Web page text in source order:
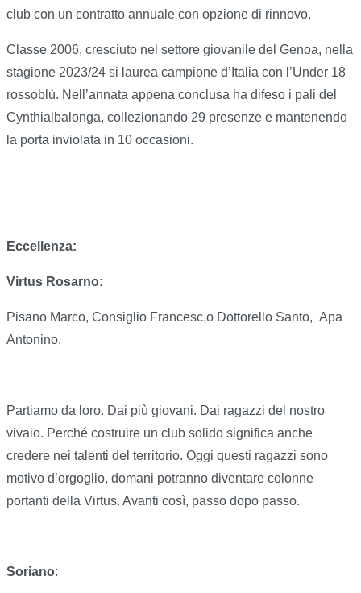
club con un contratto annuale con opzione di rinnovo.
Classe 2006, cresciuto nel settore giovanile del Genoa, nella
stagione 2023/24 si laurea campione d’Italia con l’Under 18
rossoblù. Nell’annata appena conclusa ha difeso i pali del
Cynthialbalonga, collezionando 29 presenze e mantenendo
la porta inviolata in 10 occasioni.
Eccellenza:
Virtus Rosarno:
Pisano Marco, Consiglio Francesc,o Dottorello Santo, Apa
Antonino.
Partiamo da loro. Dai più giovani. Dai ragazzi del nostro
vivaio. Perché costruire un club solido significa anche
credere nei talenti del territorio. Oggi questi ragazzi sono
motivo d’orgoglio, domani potranno diventare colonne
portanti della Virtus. Avanti così, passo dopo passo.
Soriano: